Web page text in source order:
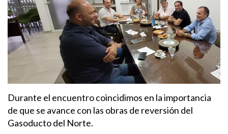
Durante el encuentro coincidimos en la importancia
de que se avance con las obras de reversión del
Gasoducto del Norte.